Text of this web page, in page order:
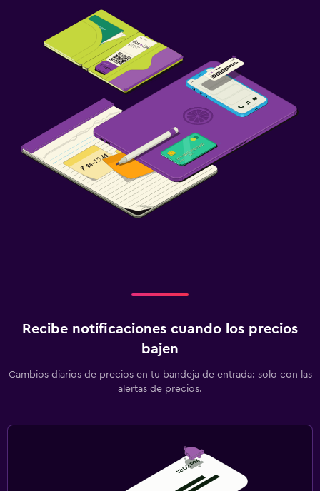
Recibe notificaciones cuando los precios
bajen
Cambios diarios de precios en tu bandeja de entrada: solo con las
alertas de precios.